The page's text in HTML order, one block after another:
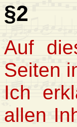
§2
Auf
Seiten
Ich
allen